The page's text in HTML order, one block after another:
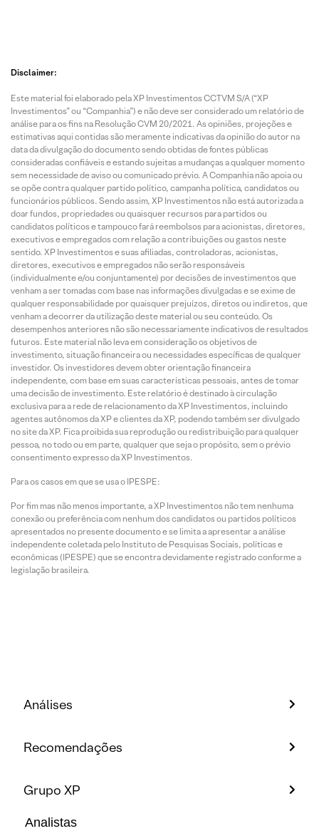
Disclaimer:
Este material foi elaborado pela XP Investimentos CCTVM S/A (“XP
Investimentos” ou “Companhia”) e não deve ser considerado um relatório de
análise para os fins na Resolução CVM 20/2021. As opiniões, projeções e
estimativas aqui contidas são meramente indicativas da opinião do autor na
data da divulgação do documento sendo obtidas de fontes públicas
consideradas confiáveis e estando sujeitas a mudanças a qualquer momento
sem necessidade de aviso ou comunicado prévio. A Companhia não apoia ou
se opõe contra qualquer partido político, campanha política, candidatos ou
funcionários públicos. Sendo assim, XP Investimentos não está autorizada a
doar fundos, propriedades ou quaisquer recursos para partidos ou
candidatos políticos e tampouco fará reembolsos para acionistas, diretores,
executivos e empregados com relação a contribuições ou gastos neste
sentido. XP Investimentos e suas afiliadas, controladoras, acionistas,
diretores, executivos e empregados não serão responsáveis
(individualmente e/ou conjuntamente) por decisões de investimentos que
venham a ser tomadas com base nas informações divulgadas e se exime de
qualquer responsabilidade por quaisquer prejuízos, diretos ou indiretos, que
venham a decorrer da utilização deste material ou seu conteúdo. Os
desempenhos anteriores não são necessariamente indicativos de resultados
futuros. Este material não leva em consideração os objetivos de
investimento, situação financeira ou necessidades específicas de qualquer
investidor. Os investidores devem obter orientação financeira
independente, com base em suas características pessoais, antes de tomar
uma decisão de investimento. Este relatório é destinado à circulação
exclusiva para a rede de relacionamento da XP Investimentos, incluindo
agentes autônomos da XP e clientes da XP, podendo também ser divulgado
no site da XP. Fica proibida sua reprodução ou redistribuição para qualquer
pessoa, no todo ou em parte, qualquer que seja o propósito, sem o prévio
consentimento expresso da XP Investimentos.
Para os casos em que se usa o IPESPE:
Por fim mas não menos importante, a XP Investimentos não tem nenhuma
conexão ou preferência com nenhum dos candidatos ou partidos políticos
apresentados no presente documento e se limita a apresentar a análise
independente coletada pelo Instituto de Pesquisas Sociais, políticas e
econômicas (IPESPE) que se encontra devidamente registrado conforme a
legislação brasileira.
Análises
Recomendações
Grupo XP
Analistas